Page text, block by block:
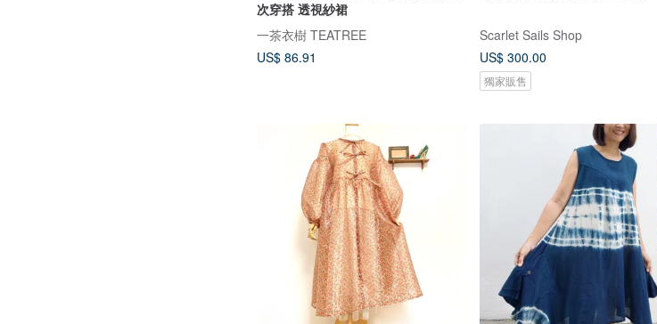
次穿搭 透視紗裙
一茶衣樹 TEATREE
US$ 86.91
Scarlet Sails Shop
US$ 300.00
獨家販售